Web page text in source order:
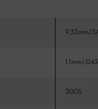
9,32mm/
1,1mm/
3005